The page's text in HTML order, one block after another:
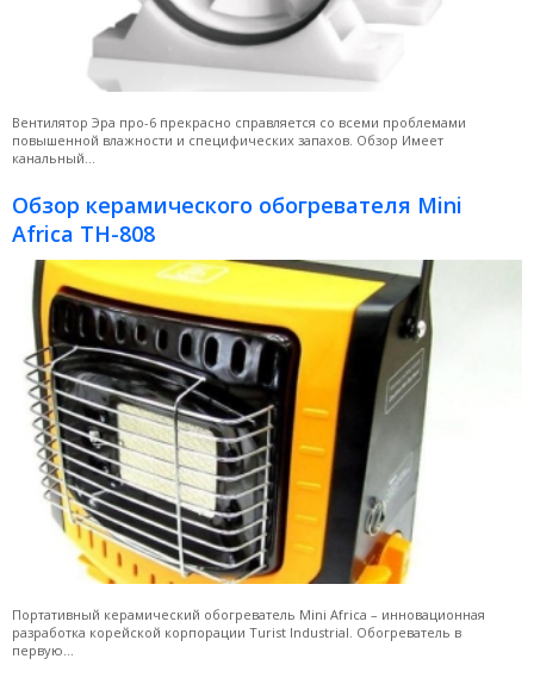
Вентилятор Эра про-6 прекрасно справляется со всеми проблемами
повышенной влажности и специфических запахов. Обзор Имеет
канальный...
Обзор керамического обогревателя Mini
Africa TH-808
Портативный керамический обогреватель Mini Africa – инновационная
разработка корейской корпорации Turist Industrial. Обогреватель в
первую...